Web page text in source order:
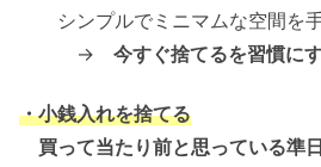
シンプルでミニマムな空間を
→ 今すぐ捨てるを習慣に
・小銭入れを捨てる
買って当たり前と思っている準